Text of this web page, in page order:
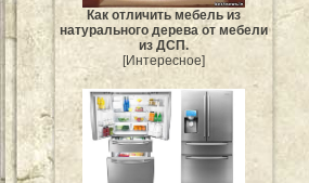
Как отличить мебель из
натурального дерева от мебели
из ДСП.
[Интересное]